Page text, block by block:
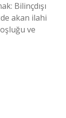
Bilinçdışı
akan ilahi
ve